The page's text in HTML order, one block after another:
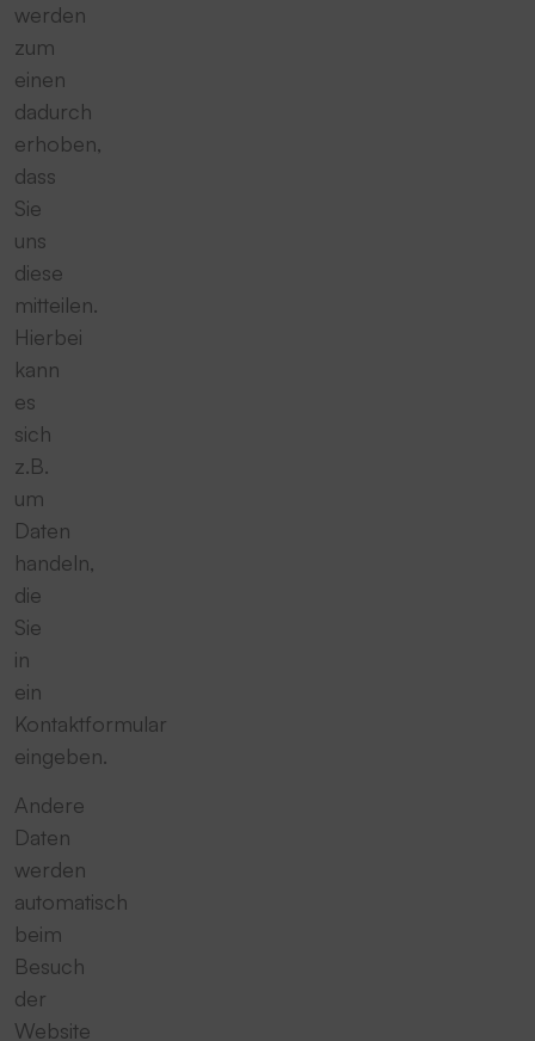
werden
zum
einen
dadurch
erhoben,
dass
Sie
uns
diese
mitteilen.
Hierbei
kann
es
sich
z.B.
um
Daten
handeln,
die
Sie
in
ein
Kontaktformular
eingeben.
Andere
Daten
werden
automatisch
beim
Besuch
der
Website